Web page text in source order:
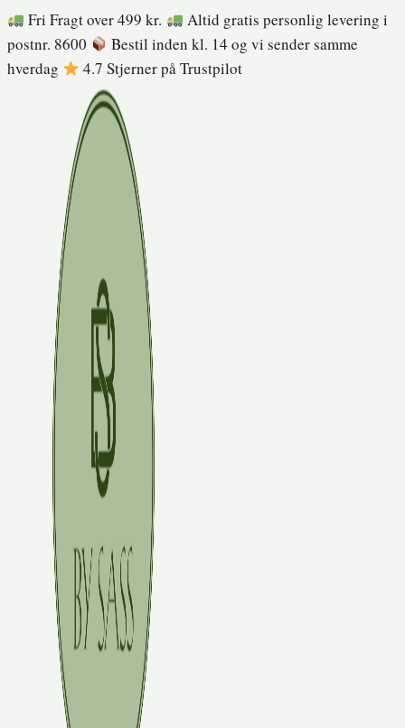
Fortsæt
til
indhold
Fri Fragt over 499 kr.
Altid gratis personlig levering i
postnr. 8600
Bestil inden kl. 14 og vi sender samme
hverdag
4.7 Stjerner på Trustpilot